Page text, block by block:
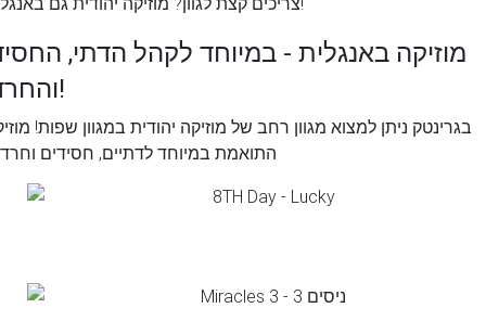
מוזיקה באנגלית - במיוחד לקהל הדתי,
והחרדי!
בגרינטק ניתן למצוא מגוון רחב של מוזיקה יהודית במגוון שפות!
התואמת במיוחד לדתיים, חסידים